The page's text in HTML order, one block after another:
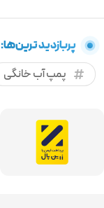
پربازدید ترین‌ها:
پمپ آب خانگی